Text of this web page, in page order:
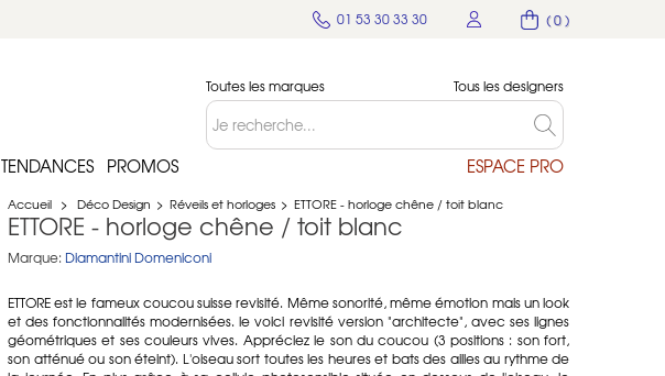
( 0 )
01 53 30 33 30
Toutes les marques Tous les designers
TENDANCES PROMOS ESPACE PRO
Accueil > Déco Design > Réveils et horloges > ETTORE - horloge chêne / toit blanc
ETTORE - horloge chêne / toit blanc
Marque: Diamantini Domeniconi
ETTORE est le fameux coucou suisse revisité. Même sonorité, même émotion mais un look
et des fonctionnalités modernisées. le voici revisité version "architecte", avec ses lignes
géométriques et ses couleurs vives. Appréciez le son du coucou (3 positions : son fort,
son atténué ou son éteint). L'oiseau sort toutes les heures et bats des ailles au rythme de